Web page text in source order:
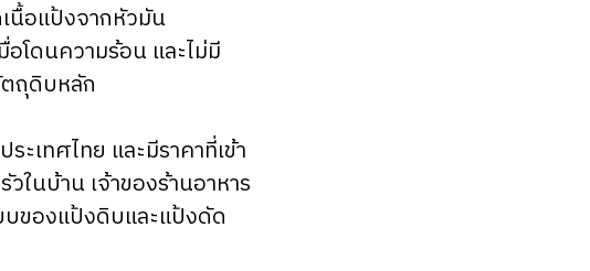
นื้อแป้งจากหัวมัน
โดนความร้อน และไม่มี
ตถุดิบหลัก
เทศไทย และมีราคาที่เข้า
นบ้าน เจ้าของร้านอาหาร
บของแป้งดิบและแป้งดัด